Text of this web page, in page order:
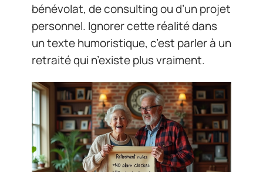
bénévolat, de consulting ou d’un projet
personnel. Ignorer cette réalité dans
un texte humoristique, c’est parler à un
retraité qui n’existe plus vraiment.